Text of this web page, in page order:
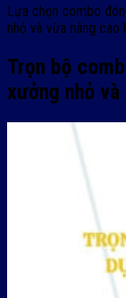
Lựa chọn combo
nhỏ và vừa nâng
Trọn bộ
xưởng nhỏ và